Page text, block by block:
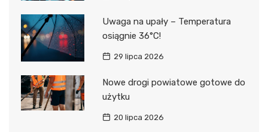
Uwaga na upały – Temperatura
osiągnie 36°C!
29 lipca 2026
Nowe drogi powiatowe gotowe do
użytku
20 lipca 2026